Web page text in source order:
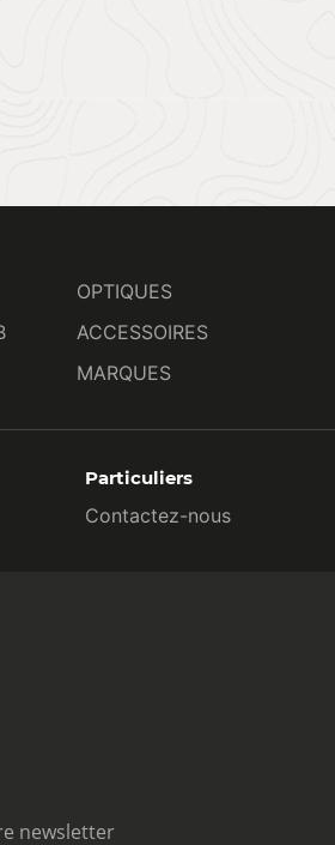
OPTIQUES
ACCESSOIRES
MARQUES
Particuliers
Contactez-nous
newsletter